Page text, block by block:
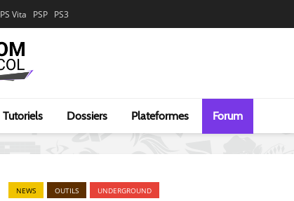
PS Vita PSP PS3
Tutoriels Dossiers Plateformes Forum
NEWS OUTILS UNDERGROUND